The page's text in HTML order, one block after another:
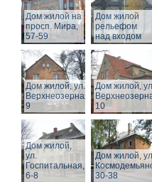
Дом жилой на
просп. Мира,
57-59
Дом жилой
рельефом
над входом
Дом жилой, ул.
Верхнеозерная,
9
Дом жилой,
10
Дом жилой,
ул.
Госпитальная,
6-8
Дом жилой,
30-38